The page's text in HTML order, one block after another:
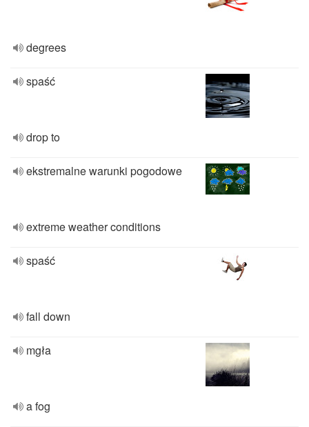
degrees
spaść
drop to
ekstremalne warunki pogodowe
extreme weather conditions
spaść
fall down
mgła
a fog